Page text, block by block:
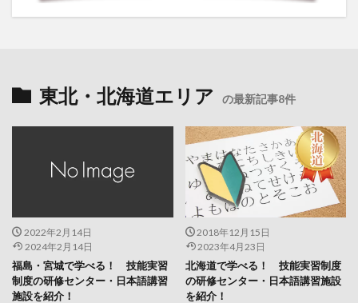
東北・北海道エリア の最新記事8件
2022年2月14日
2024年2月14日
福島・宮城で学べる！ 技能実習
制度の研修センター・日本語講習
施設を紹介！
2018年12月15日
2023年4月23日
北海道で学べる！ 技能実習制度
の研修センター・日本語講習施設
を紹介！